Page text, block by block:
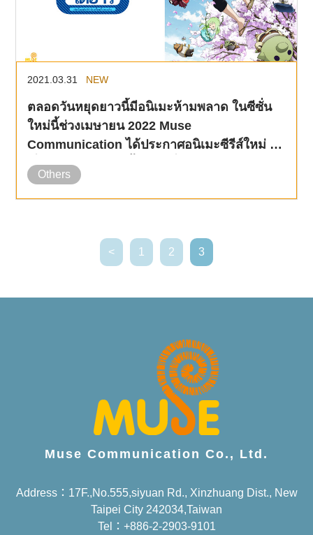
2021.03.31 NEW
ตลอดวันหยุดยาวนี้มีอนิเมะห้ามพลาด ในซีซั่น
ใหม่นี้ช่วงเมษายน 2022 Muse
Communication ได้ประกาศอนิเมะซีรีส์ใหม่ 18
เรื่องด้วยกัน ขอให้ทิ้งตัวลงนั่งจับป๊อปคอร์นรอ
ชมในซีซั่นหน้าได้เลย
Others
< 1 2 3
Muse Communication Co., Ltd.
Address：17F.,No.555,siyuan Rd., Xinzhuang Dist., New
Taipei City 242034,Taiwan
Tel：+886-2-2903-9101